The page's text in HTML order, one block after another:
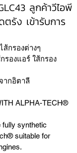
ลูกค้าวีไอพี
รัง เข้ารับการ
ส้กรองต่างๆ
รองแอร์ ใส้กรอง
ากอิตาลี
ALPHA-TECH®
fully synthetic
suitable for